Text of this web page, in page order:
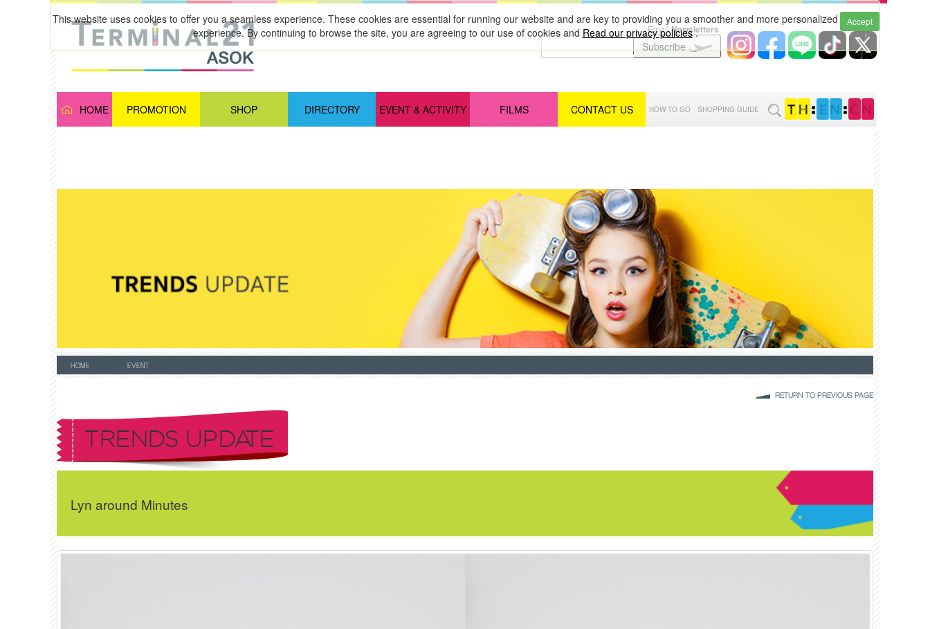
Accept
This website uses cookies to offer you a seamless experience. These cookies are essential for running our website and are key to providing you a smoother and more personalized
experience. By continuing to browse the site, you are agreeing to our use of cookies andRead our privacy policies.
EmailNewsletters
Subscribe
HOME PROMOTION SHOP DIRECTORY EVENT & ACTIVITY FILMS CONTACT US HOW TO GO SHOPPING GUIDE : :
HOME EVENT
RETURN TO PREVIOUS PAGE
TRENDS UPDATE
Lyn around Minutes